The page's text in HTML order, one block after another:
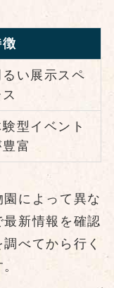
るい展示スペ
型イベント
富
によって異な
最新情報を確認
べてから行く